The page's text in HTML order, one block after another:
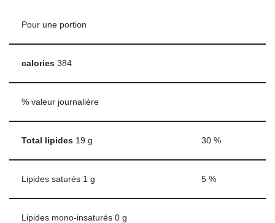
Pour une portion
calories 384
% valeur journalière
Total lipides 19 g 30 %
Lipides saturés 1 g 5 %
Lipides mono-insaturés 0 g